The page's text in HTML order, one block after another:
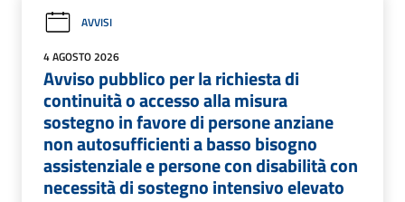
AVVISI
4 AGOSTO 2026
Avviso pubblico per la richiesta di
continuità o accesso alla misura
sostegno in favore di persone anziane
non autosufficienti a basso bisogno
assistenziale e persone con disabilità con
necessità di sostegno intensivo elevato